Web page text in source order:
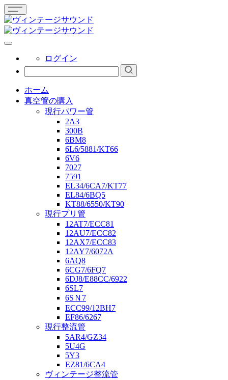
ログイン
ホーム
真空管の購入
現行パワー管
2A3
300B
6BM8
6L6/5881/KT66
6V6
7027
7591
EL34/6CA7/KT77
EL84/6BQ5
KT88/6550/KT90
現行プリ管
12AT7/ECC81
12AU7/ECC82
12AX7/ECC83
12AY7/6072A
6AQ8
6CG7/6FQ7
6DJ8/E88CC/6922
6SL7
6SＮ7
ECC99/12BH7
EF86/6267
現行整流管
5AR4/GZ34
5U4G
5Y3
EZ81/6CA4
ヴィンテージ整流管